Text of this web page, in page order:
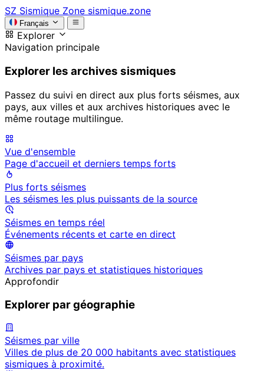
SZ Sismique Zone sismique.zone
Français
Explorer
Navigation principale
Explorer les archives sismiques
Passez du suivi en direct aux plus forts séismes, aux
pays, aux villes et aux archives historiques avec le
même routage multilingue.
Vue d'ensemble
Page d'accueil et derniers temps forts
Plus forts séismes
Les séismes les plus puissants de la source
Séismes en temps réel
Événements récents et carte en direct
Séismes par pays
Archives par pays et statistiques historiques
Approfondir
Explorer par géographie
Séismes par ville
Villes de plus de 20 000 habitants avec statistiques
sismiques à proximité.